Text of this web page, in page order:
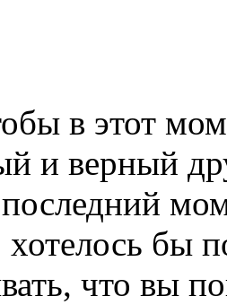
в этот
и верный
последний
бы
что вы